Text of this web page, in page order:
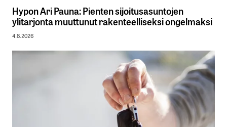
Hypon Ari Pauna: Pienten sijoitusasuntojen
ylitarjonta muuttunut rakenteelliseksi ongelmaksi
4.8.2026